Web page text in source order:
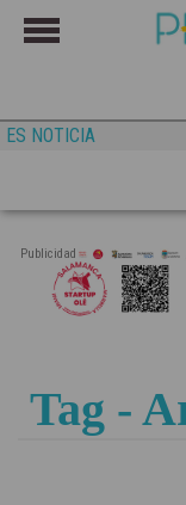
ES NOTICIA
Publicidad
Tag -